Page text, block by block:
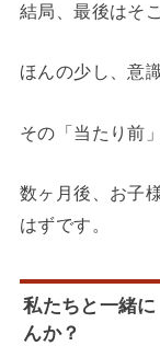
結局、最後はそ
ほんの少し、意
その「当たり前
数ヶ月後、お子
はずです。
私たちと一緒
んか？